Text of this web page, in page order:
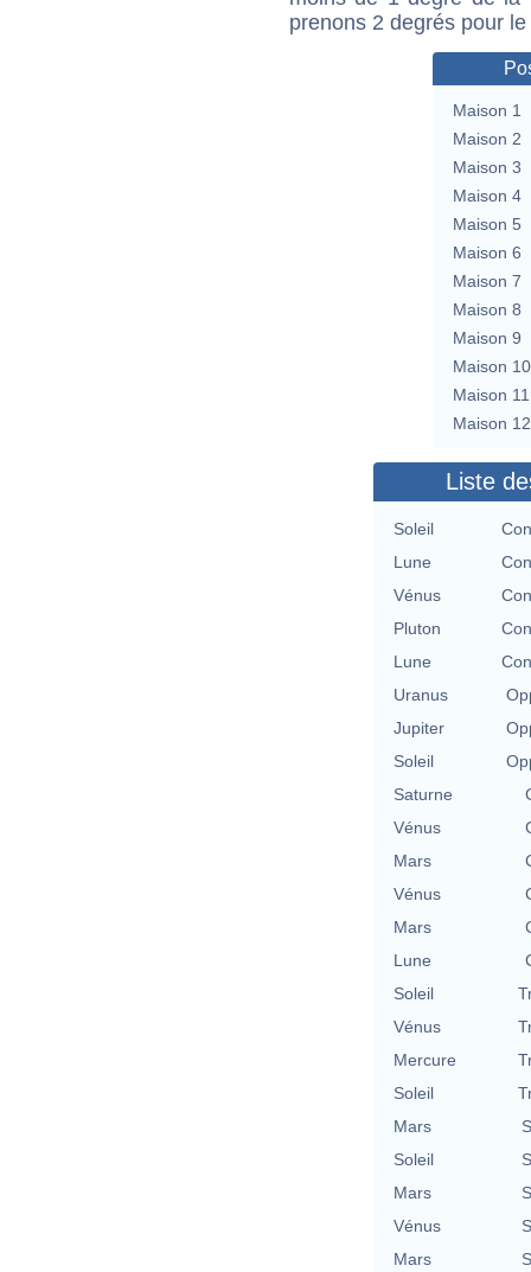
prenons 2 degrés pour
Maison 1
Maison 2
Maison 3
Maison 4
Maison 5
Maison 6
Maison 7
Maison 8
Maison 9
Maison 10
Maison 11
Maison 12
Liste
Soleil
Lune
Vénus
Pluton
Lune
Uranus
Jupiter
Soleil
Saturne
Vénus
Mars
Vénus
Mars
Lune
Soleil
Vénus
Mercure
Soleil
Mars
Soleil
Mars
Vénus
Mars